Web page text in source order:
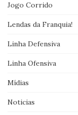
Jogo Corrido
Lendas da Franquia!
Linha Defensiva
Linha Ofensiva
Mídias
Noticias